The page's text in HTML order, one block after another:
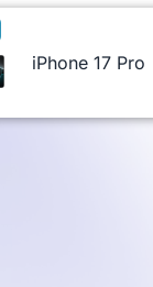
iPhone 17 Pro